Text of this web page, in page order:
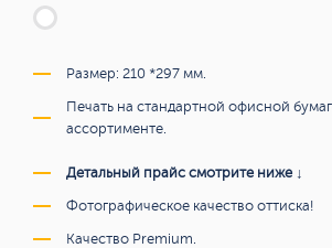
Размер: 210 *297 мм.
Печать на стандартной офисной
ассортименте.
Детальный прайс смотрите ниже ↓
Фотографическое качество оттиска!
Качество Premium.